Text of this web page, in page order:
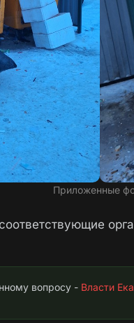
Приложенные
вопросу - Власти